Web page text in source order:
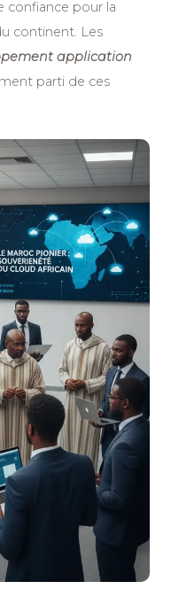
confiance pour la
continent. Les
application
parti de ces